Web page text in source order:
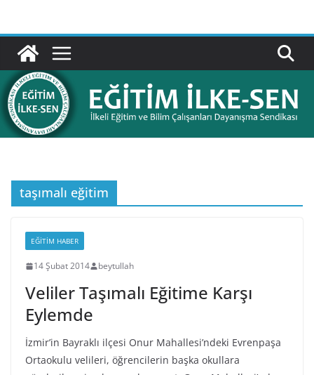
content
taşımalı eğitim
EĞITIM HABER
14 Şubat 2014 beytullah
Veliler Taşımalı Eğitime Karşı
Eylemde
İzmir’in Bayraklı ilçesi Onur Mahallesi’ndeki Evrenpaşa
Ortaokulu velileri, öğrencilerin başka okullara